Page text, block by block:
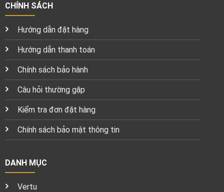
CHÍNH SÁCH
Hướng dẫn đặt hàng
Hướng dẫn thanh toán
Chính sách bảo hành
Câu hỏi thường gặp
Kiểm tra đơn đặt hàng
Chính sách bảo mật thông tin
DANH MỤC
Vertu